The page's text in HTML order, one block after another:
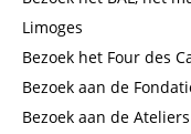
Limoges
Bezoek het Four des
Bezoek aan de
Bezoek aan de